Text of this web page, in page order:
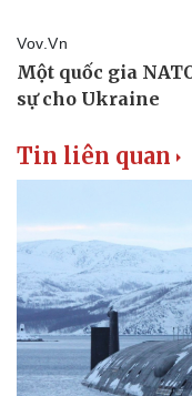
Thể thao
Bóng đá
Tin liên quan